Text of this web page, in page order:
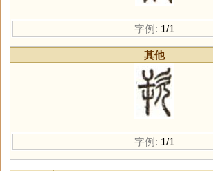
字例: 1/1
其他
字例: 1/1